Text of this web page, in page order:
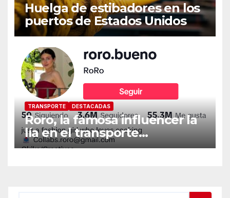
Huelga de estibadores en los
puertos de Estados Unidos
TRANSPORTE DESTACADAS
Roro, la famosa influencer la
lía en el transporte
internacional